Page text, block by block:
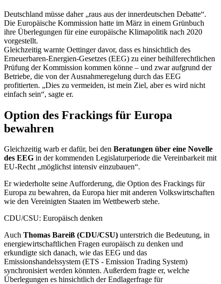
Deutschland müsse daher „raus aus der innerdeutschen Debatte“.
Die Europäische Kommission hatte im März in einem Grünbuch
ihre Überlegungen für eine europäische Klimapolitik nach 2020
vorgestellt.
Gleichzeitig warnte Oettinger davor, dass es hinsichtlich des
Erneuerbaren-Energien-Gesetzes (EEG) zu einer beihilferechtlichen
Prüfung der Kommission kommen könne – und zwar aufgrund der
Betriebe, die von der Ausnahmeregelung durch das EEG
profitierten. „Dies zu vermeiden, ist mein Ziel, aber es wird nicht
einfach sein“, sagte er.
Option des Frackings für Europa
bewahren
Gleichzeitig warb er dafür, bei den Beratungen über eine Novelle
des EEG in der kommenden Legislaturperiode die Vereinbarkeit mit
EU-Recht „möglichst intensiv einzubauen“.
Er wiederholte seine Aufforderung, die Option des Frackings für
Europa zu bewahren, da Europa hier mit anderen Volkswirtschaften
wie den Vereinigten Staaten im Wettbewerb stehe.
CDU/CSU: Europäisch denken
Auch Thomas Bareiß (CDU/CSU) unterstrich die Bedeutung, in
energiewirtschaftlichen Fragen europäisch zu denken und
erkundigte sich danach, wie das EEG und das
Emissionshandelssystem (ETS - Emission Trading System)
synchronisiert werden könnten. Außerdem fragte er, welche
Überlegungen es hinsichtlich der Endlagerfrage für